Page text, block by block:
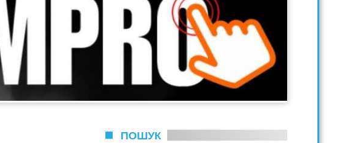
ПОШУК